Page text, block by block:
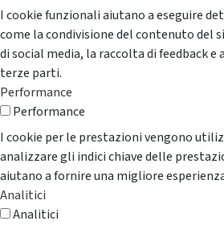
I cookie funzionali aiutano a eseguire
come la condivisione del contenuto del
di social media, la raccolta di feedback
terze parti.
Performance
Performance
I cookie per le prestazioni vengono
analizzare gli indici chiave delle
aiutano a fornire una migliore
Analitici
Analitici